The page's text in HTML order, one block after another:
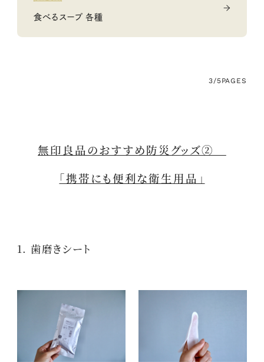
食べるスープ 各種
3/5PAGES
無印良品のおすすめ防災グッズ②
「携帯にも便利な衛生用品」
1. 歯磨きシート